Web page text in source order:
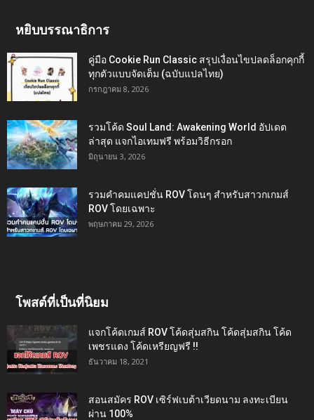
หยิบบรรณาธิการ
คู่มือ Cookie Run Classic สรุปเงื่อนไขปลดล็อกคุกกี้
ทุกตัวแบบจัดเต็ม (ฉบับแปลไทย)
กรกฎาคม 8, 2026
รวมโค้ด Soul Land: Awakening World อัปเดต
ล่าสุด แจกไอเทมฟรี พร้อมวิธีกรอก
มิถุนายน 3, 2026
รวมคำคมแคปชั่น ROV โดนๆ สำหรับสาวกเกมส์
ROV โดยเฉพาะ
พฤษภาคม 29, 2026
โพสต์ที่เป็นที่นิยม
แจกโค้ดเกมส์ ROV โค้ดสุ่มสกิน โค้ดสุ่มสกิน โค้ด
เพชรแดง โค้ดเหรียญฟรี !!
ธันวาคม 18, 2021
สอนสมัคร ROV เซิร์ฟเบต้าเวียดนาม ลงทะเบียน
ผ่าน 100%